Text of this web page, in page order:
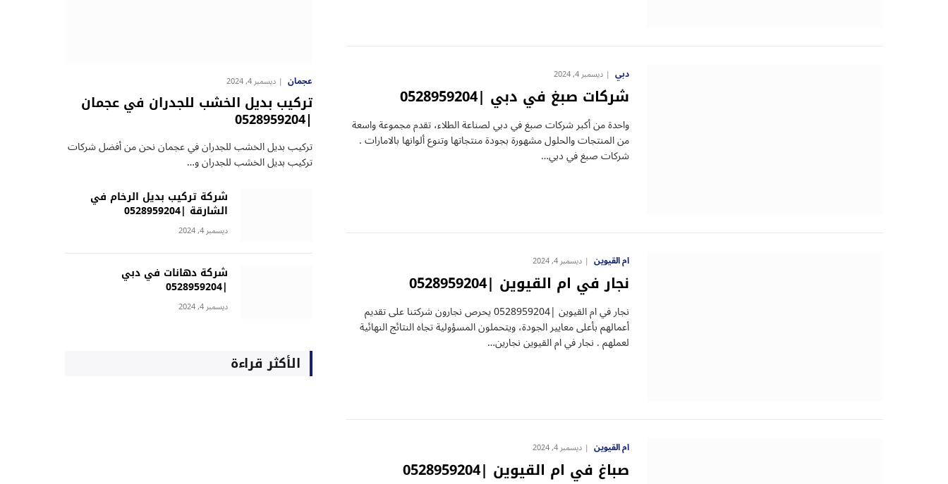
دبي ديسمبر 4, 2024
شركات صبغ في دبي |0528959204
واحدة من أكبر شركات صبغ في دبي لصناعة الطلاء، تقدم مجموعة واسعة
من المنتجات والحلول مشهورة بجودة منتجاتها وتنوع ألوانها بالامارات .
شركات صبغ في دبي…
ام القيوين ديسمبر 4, 2024
نجار في ام القيوين |0528959204
نجار في ام القيوين |0528959204 يحرص نجارون شركتنا على تقديم
أعمالهم بأعلى معايير الجودة، ويتحملون المسؤولية تجاه النتائج النهائية
لعملهم . نجار في ام القيوين نجارين…
ام القيوين ديسمبر 4, 2024
صباغ في ام القيوين |0528959204
عجمان ديسمبر 4, 2024
تركيب بديل الخشب للجدران في عجمان
|0528959204
تركيب بديل الخشب للجدران في عجمان نحن من أفضل شركات
تركيب بديل الخشب للجدران و…
شركة تركيب بديل الرخام في
الشارقة |0528959204
ديسمبر 4, 2024
شركة دهانات في دبي
|0528959204
ديسمبر 4, 2024
الأكثر قراءة